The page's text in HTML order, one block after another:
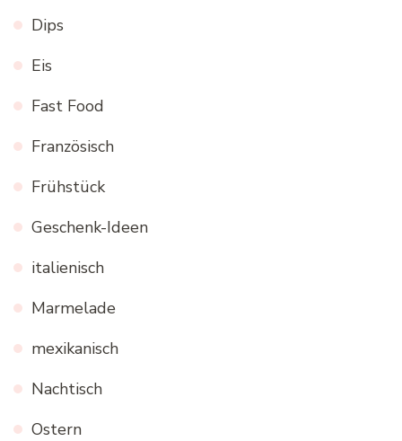
Dips
Eis
Fast Food
Französisch
Frühstück
Geschenk-Ideen
italienisch
Marmelade
mexikanisch
Nachtisch
Ostern